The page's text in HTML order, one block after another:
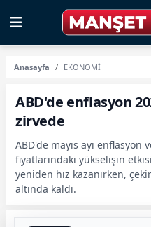
Anasayfa EKONOMİ
ABD'de enflasyon
zirvede
ABD'de mayıs ayı enflasyon
fiyatlarındaki yükselişin
yeniden hız kazanırken,
altında kaldı.